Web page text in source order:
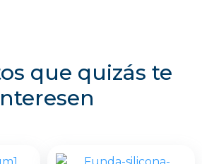
que quizás te